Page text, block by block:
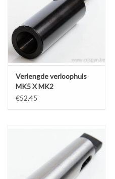
Verlengde verloophuls
MK5 X MK2
€52,45